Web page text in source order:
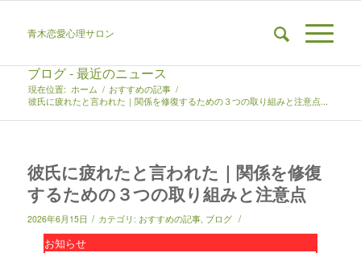
青木恋愛心理サロン
ブログ - 最近のニュース
現在位置: ホーム / おすすめの記事 /
彼氏に疲れたと言われた｜関係を修復するための３つの取り組みと注意点...
彼氏に疲れたと言われた｜関係を修復
するための３つの取り組みと注意点
2026年6月15日 / カテゴリ: おすすめの記事, ブログ /
お知らせ